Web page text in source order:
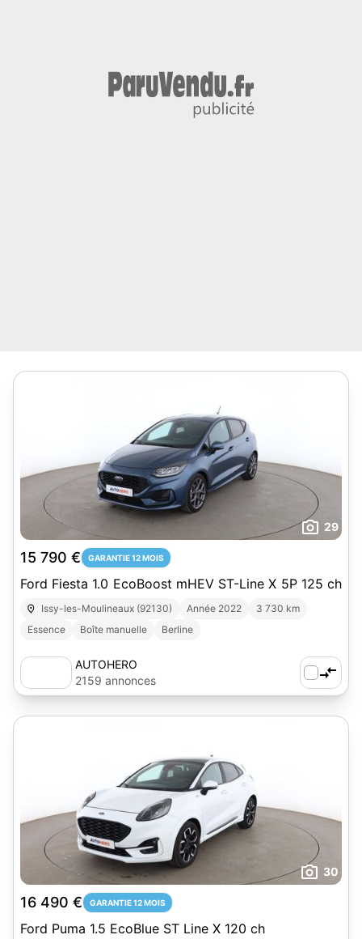
29
15 790 € GARANTIE 12 MOIS
Ford Fiesta 1.0 EcoBoost mHEV ST-Line X 5P 125 ch
Issy-les-Moulineaux (92130) Année 2022
3 730 km
Essence
Boîte manuelle Berline
AUTOHERO
2159 annonces
30
16 490 € GARANTIE 12 MOIS
Ford Puma 1.5 EcoBlue ST Line X 120 ch